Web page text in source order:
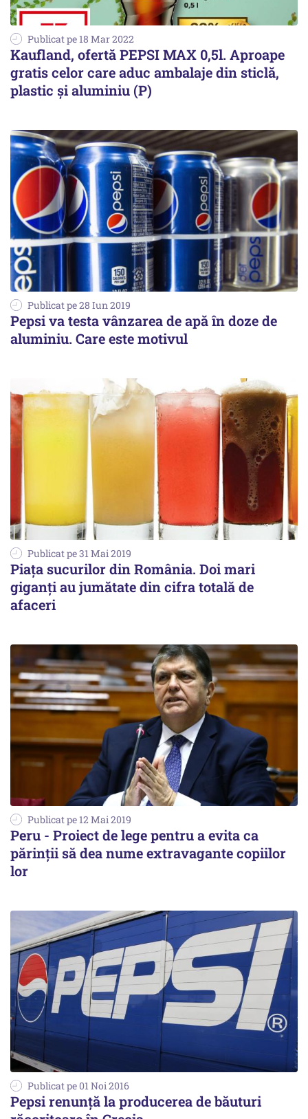
Publicat pe 18 Mar 2022
Kaufland, ofertă PEPSI MAX 0,5l. Aproape
gratis celor care aduc ambalaje din sticlă,
plastic și aluminiu (P)
Publicat pe 28 Iun 2019
Pepsi va testa vânzarea de apă în doze de
aluminiu. Care este motivul
Publicat pe 31 Mai 2019
Piața sucurilor din România. Doi mari
giganți au jumătate din cifra totală de
afaceri
Publicat pe 12 Mai 2019
Peru - Proiect de lege pentru a evita ca
părinţii să dea nume extravagante copiilor
lor
Publicat pe 01 Noi 2016
Pepsi renunță la producerea de băuturi